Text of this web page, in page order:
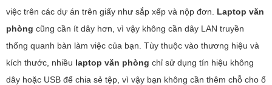
việc trên các dự án trên giấy như sắp xếp và nộp đơn. Laptop văn
phòng cũng cần ít dây hơn, vì vậy không cần dây LAN truyền
thống quanh bàn làm việc của bạn. Tùy thuộc vào thương hiệu và
kích thước, nhiều laptop văn phòng chỉ sử dụng tín hiệu không
dây hoặc USB để chia sẻ tệp, vì vậy bạn không cần thêm chỗ cho ổ